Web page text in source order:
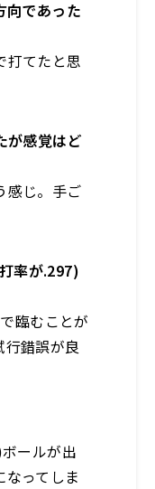
向であった
打てたと思
が感覚はど
感じ。手ご
率が.297)
臨むことが
錯誤が良
ールが出
ってしま